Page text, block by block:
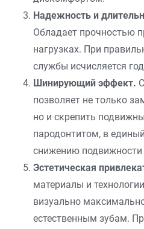
Надежность и
Обладает прочностью
нагрузках. При
службы исчисляется
Шинирующий эффект.
позволяет не только
но и скрепить
пародонтитом, в
снижению подвижности
Эстетическая
материалы и
визуально
естественным зубам.